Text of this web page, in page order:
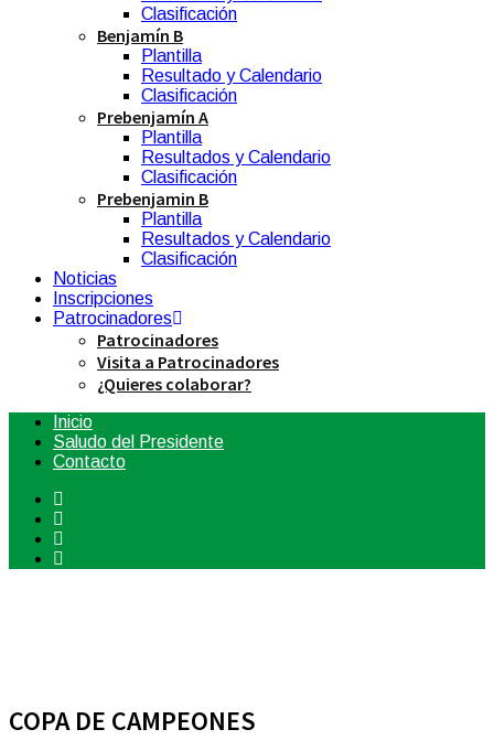
Clasificación
Benjamín B
Plantilla
Resultado y Calendario
Clasificación
Prebenjamín A
Plantilla
Resultados y Calendario
Clasificación
Prebenjamin B
Plantilla
Resultados y Calendario
Clasificación
Noticias
Inscripciones
Patrocinadores
Patrocinadores
Visita a Patrocinadores
¿Quieres colaborar?
Inicio
Saludo del Presidente
Contacto
COPA DE CAMPEONES